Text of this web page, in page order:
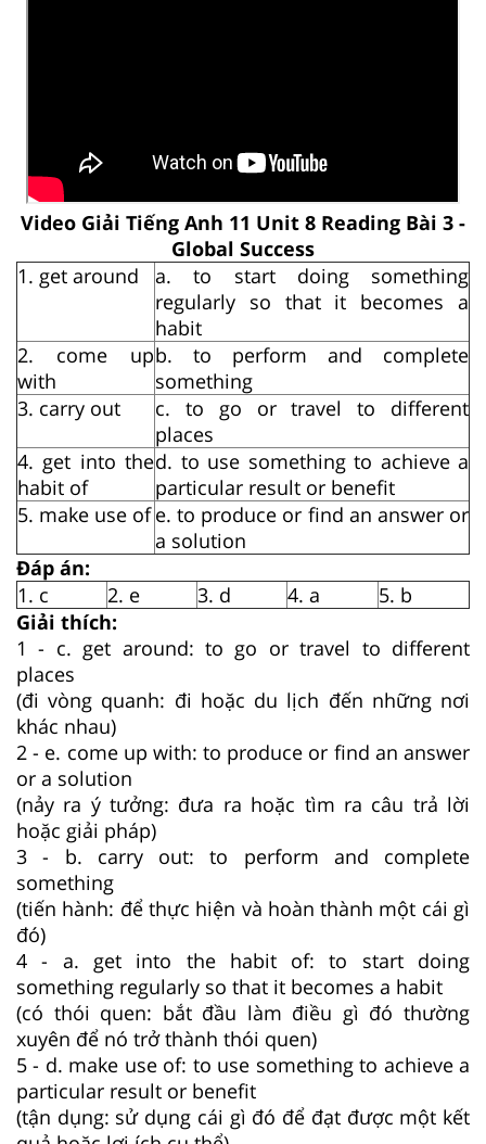
Video Giải Tiếng Anh 11 Unit 8 Reading Bài 3 -
Global Success
1. get around
a. to start doing something
regularly so that it becomes a
habit
2. come up
with
b. to perform and complete
something
3. carry out
c. to go or travel to different
places
4. get into the
habit of
d. to use something to achieve a
particular result or benefit
5. make use of e. to produce or find an answer or
a solution
Đáp án:
1. c
2. e 3. d 4. a
5. b
Giải thích:
1 - c. get around: to go or travel to different
places
(đi vòng quanh: đi hoặc du lịch đến những nơi
khác nhau)
2 - e. come up with: to produce or find an answer
or a solution
(nảy ra ý tưởng: đưa ra hoặc tìm ra câu trả lời
hoặc giải pháp)
3 - b. carry out: to perform and complete
something
(tiến hành: để thực hiện và hoàn thành một cái gì
đó)
4 - a. get into the habit of: to start doing
something regularly so that it becomes a habit
(có thói quen: bắt đầu làm điều gì đó thường
xuyên để nó trở thành thói quen)
5 - d. make use of: to use something to achieve a
particular result or benefit
(tận dụng: sử dụng cái gì đó để đạt được một kết